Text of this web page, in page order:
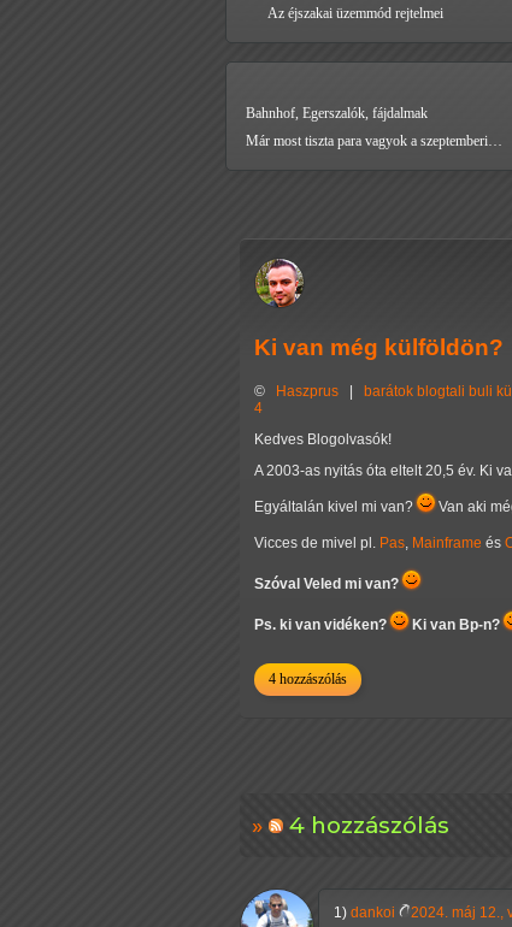
Ki van még külföldön?
© Haszprus barátok blogtali buli
4
Kedves Blogolvasók!
A 2003-as nyitás óta eltelt 20,5 év. Ki
Egyáltalán kivel mi van? Van aki
Vicces de mivel pl. Pas, Mainframe és
Szóval Veled mi van?
Ps. ki van vidéken? Ki van Bp-n?
4 hozzászólás
4 hozzászólás
1) dankoi 2024. máj 12.,
Az éjszakai üzemmód rejtelmei
Bahnhof, Egerszalók, fájdalmak
Már most tiszta para vagyok a szeptemberi…